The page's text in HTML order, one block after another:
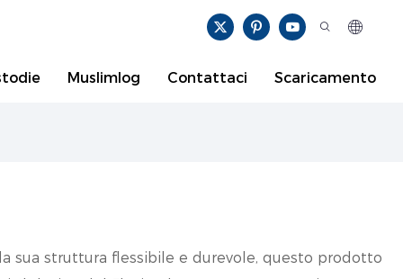
Muslimlog Contattaci Scaricamento
sua struttura flessibile e durevole, questo prodotto